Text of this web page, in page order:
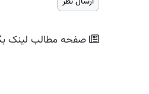
صفحه مطالبلینک